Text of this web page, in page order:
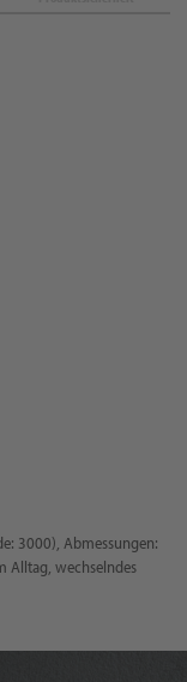
3000), Abmessungen:
Alltag, wechselndes